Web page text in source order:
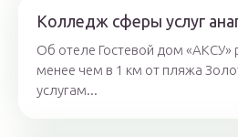
Колледж сферы услуг
Об отеле Гостевой дом «АКСУ»
менее чем в 1 км от пляжа
услугам...